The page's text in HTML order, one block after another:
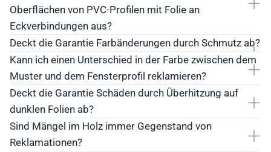
Oberflächen von PVC-Profilen mit Folie an
Eckverbindungen aus?
Deckt die Garantie Farbänderungen durch Schmutz ab?
Kann ich einen Unterschied in der Farbe zwischen dem
Muster und dem Fensterprofil reklamieren?
Deckt die Garantie Schäden durch Überhitzung auf
dunklen Folien ab?
Sind Mängel im Holz immer Gegenstand von
Reklamationen?